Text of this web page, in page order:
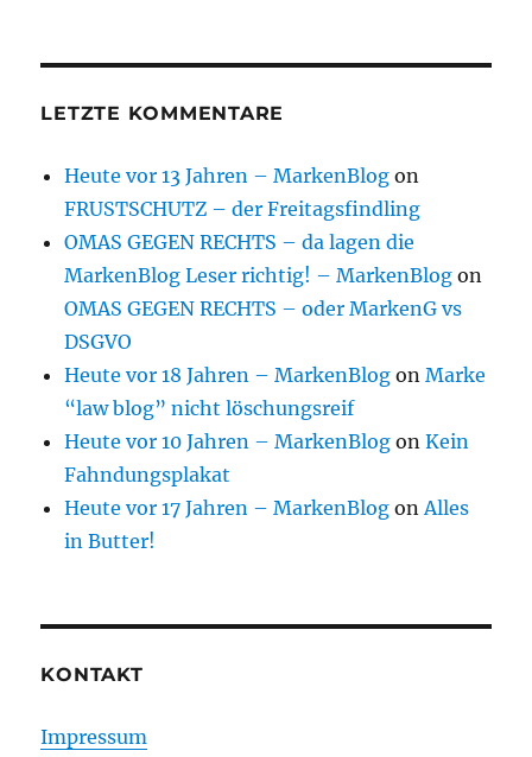
LETZTE KOMMENTARE
Heute vor 13 Jahren – MarkenBlog on
FRUSTSCHUTZ – der Freitagsfindling
OMAS GEGEN RECHTS – da lagen die
MarkenBlog Leser richtig! – MarkenBlog on
OMAS GEGEN RECHTS – oder MarkenG vs
DSGVO
Heute vor 18 Jahren – MarkenBlog onMarke
“law blog” nicht löschungsreif
Heute vor 10 Jahren – MarkenBlog onKein
Fahndungsplakat
Heute vor 17 Jahren – MarkenBlog onAlles
in Butter!
KONTAKT
Impressum